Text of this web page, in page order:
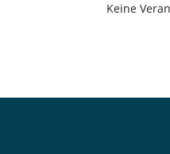
Keine